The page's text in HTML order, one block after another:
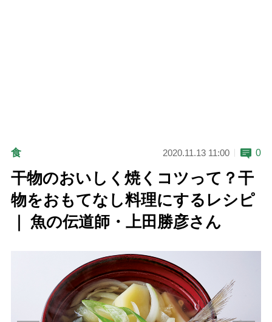
食 2020.11.13 11:00 0
干物のおいしく焼くコツって？干
物をおもてなし料理にするレシピ
｜ 魚の伝道師・上田勝彦さん